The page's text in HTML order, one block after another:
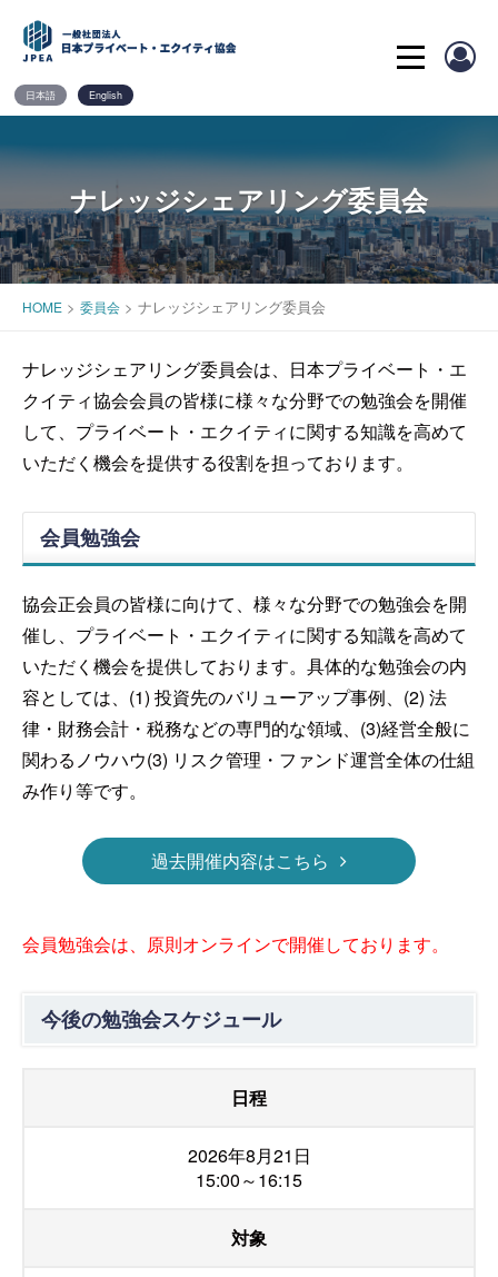
content
日本語 English
ナレッジシェアリング委員会
HOME > 委員会 > ナレッジシェアリング委員会
ナレッジシェアリング委員会は、日本プライベート・エ
クイティ協会会員の皆様に様々な分野での勉強会を開催
して、プライベート・エクイティに関する知識を高めて
いただく機会を提供する役割を担っております。
会員勉強会
協会正会員の皆様に向けて、様々な分野での勉強会を開
催し、プライベート・エクイティに関する知識を高めて
いただく機会を提供しております。具体的な勉強会の内
容としては、(1) 投資先のバリューアップ事例、(2) 法
律・財務会計・税務などの専門的な領域、(3)経営全般に
関わるノウハウ(3) リスク管理・ファンド運営全体の仕組
み作り等です。
過去開催内容はこちら
会員勉強会は、原則オンラインで開催しております。
今後の勉強会スケジュール
日程
2026年8月21日
15:00～16:15
対象